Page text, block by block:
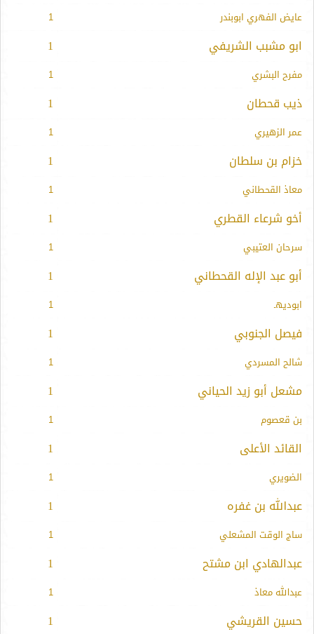
عايض الفهري ابوبندر 1
ابو مشبب الشريفي 1
مفرح البشري 1
ذيب قحطان 1
عمر الزهيري 1
خزام بن سلطان 1
معاذ القحطاني 1
أخو شرعاء القطري 1
سرحان العتيبي 1
أبو عبد الإله القحطاني 1
ابوديهـ 1
فيصل الجنوبي 1
شالح المسردي 1
مشعل أبو زيد الحياني 1
بن قعصوم 1
القائد الأعلى 1
الضويري 1
عبدالله بن غفره 1
ساج الوقت المشعلي 1
عبدالهادي ابن مشتح 1
عبدالله معاذ 1
حسين القريشي 1